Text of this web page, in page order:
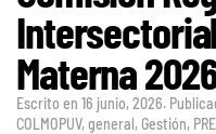
Materna
Escrito en 16 junio, 2026.
COLMOPUV,general, Gestión,